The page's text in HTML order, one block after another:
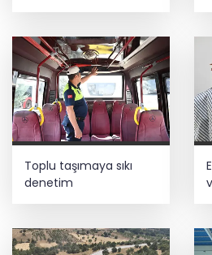
Toplu taşımaya sıkı
denetim